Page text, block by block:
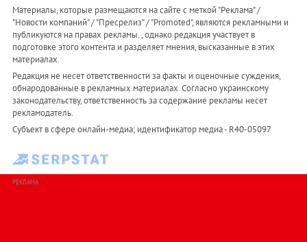
Материалы, которые размещаются на сайте с меткой "Реклама" /
"Новости компаний" / "Пресрелиз" / "Promoted", являются рекламными и
публикуются на правах рекламы. , однако редакция участвует в
подготовке этого контента и разделяет мнения, высказанные в этих
материалах.
Редакция не несет ответственности за факты и оценочные суждения,
обнародованные в рекламных материалах. Согласно украинскому
законодательству, ответственность за содержание рекламы несет
рекламодатель.
Субъект в сфере онлайн-медиа; идентификатор медиа - R40-05097
РЕКЛАМА